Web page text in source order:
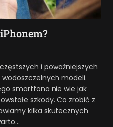
i poważniejszych
modeli.
smartfona nie wie jak
szkody. Co zrobić z
kilka skutecznych